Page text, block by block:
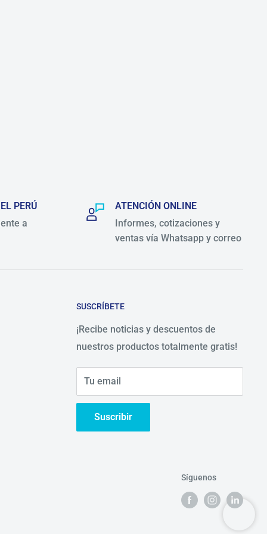
PERÚ
a
ATENCIÓN ONLINE
Informes, cotizaciones y
ventas vía Whatsapp y correo
SUSCRÍBETE
¡Recibe noticias y descuentos de
nuestros productos totalmente gratis!
Tu email
Suscribir
Síguenos